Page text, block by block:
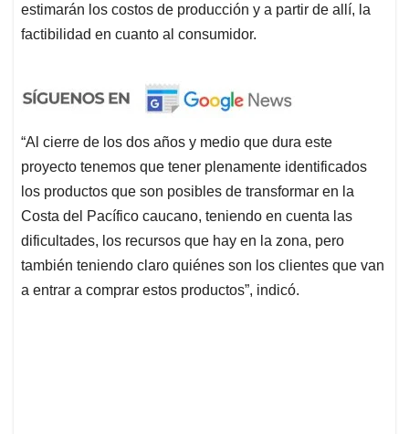
estimarán los costos de producción y a partir de allí, la
factibilidad en cuanto al consumidor.
“Al cierre de los dos años y medio que dura este
proyecto tenemos que tener plenamente identificados
los productos que son posibles de transformar en la
Costa del Pacífico caucano, teniendo en cuenta las
dificultades, los recursos que hay en la zona, pero
también teniendo claro quiénes son los clientes que van
a entrar a comprar estos productos”, indicó.